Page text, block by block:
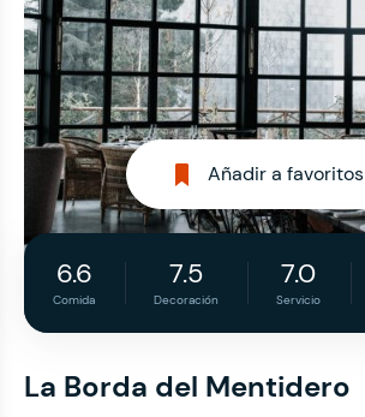
Añadir a favoritos
6.6
Comida
7.5
Decoración
7.0
Servicio
La Borda del Mentidero